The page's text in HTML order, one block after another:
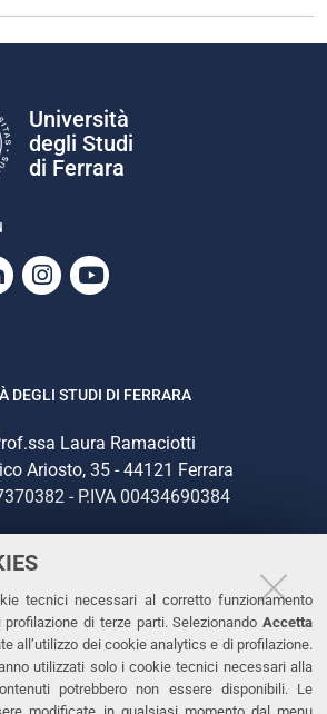
tecnici necessari al corretto funzionamento
di terze parti. Selezionando Accetta
all’utilizzo dei cookie analytics e di profilazione.
utilizzati solo i cookie tecnici necessari alla
potrebbero non essere disponibili. Le
modificate in qualsiasi momento dal menu
Università
degli Studi
di Ferrara
LinkedinInstagram
Youtube
DEGLI STUDI DI FERRARA
Laura Ramaciotti
Ariosto, 35 - 44121 Ferrara
- P.IVA 00434690384
293111
293031